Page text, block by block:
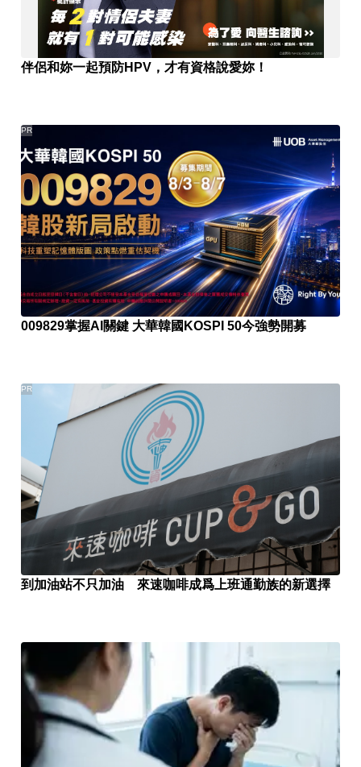
伴侶和妳一起預防HPV，才有資格說愛妳！
009829掌握AI關鍵 大華韓國KOSPI 50今強勢開募
PR
到加油站不只加油 來速咖啡成爲上班通勤族的新選擇
PR